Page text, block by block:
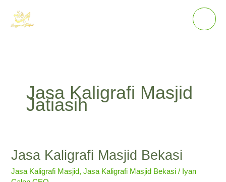
konten
Jasa Kaligrafi Masjid
Jatiasih
Jasa Kaligrafi Masjid Bekasi
Jasa Kaligrafi Masjid,Jasa Kaligrafi Masjid Bekasi / Iyan
Jasa
Masjid